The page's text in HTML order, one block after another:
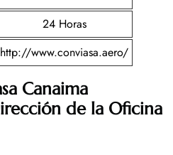
24 Horas
http://www.conviasa.aero/
Canaima
de la Oficina